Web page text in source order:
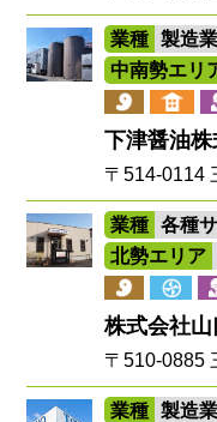
業種
製造
中南勢エリ
下津醤油
〒514-0114
業種
各種
北勢エリア
株式会社
〒510-0885
業種
製造